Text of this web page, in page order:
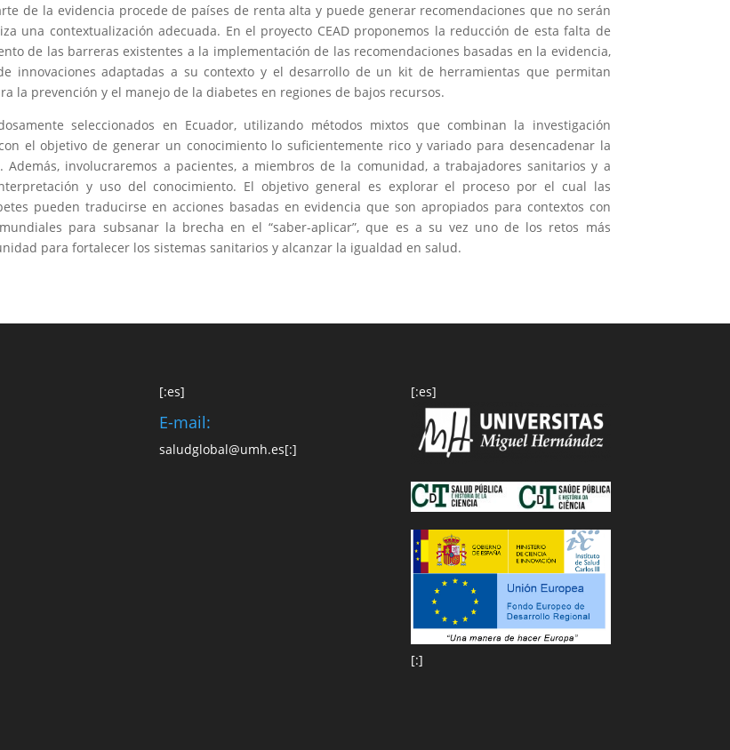
de la evidencia procede de países de renta alta y puede generar recomendaciones que no serán
una contextualización adecuada. En el proyecto CEAD proponemos la reducción de esta falta de
de las barreras existentes a la implementación de las recomendaciones basadas en la evidencia,
innovaciones adaptadas a su contexto y el desarrollo de un kit de herramientas que permitan
la prevención y el manejo de la diabetes en regiones de bajos recursos.
seleccionados en Ecuador, utilizando métodos mixtos que combinan la investigación
el objetivo de generar un conocimiento lo suficientemente rico y variado para desencadenar la
involucraremos a pacientes, a miembros de la comunidad, a trabajadores sanitarios y a
y uso del conocimiento. El objetivo general es explorar el proceso por el cual las
pueden traducirse en acciones basadas en evidencia que son apropiados para contextos con
para subsanar la brecha en el “saber-aplicar”, que es a su vez uno de los retos más
para fortalecer los sistemas sanitarios y alcanzar la igualdad en salud.
[:es]
E-mail:
saludglobal@umh.es[:]
[:es]
[:]